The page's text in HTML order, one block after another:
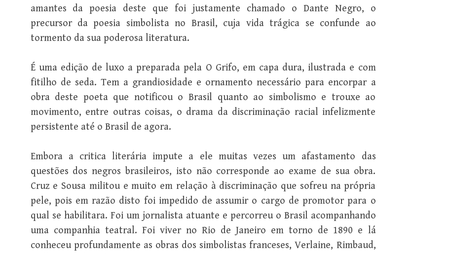
amantes da poesia deste que foi justamente chamado o Dante Negro, o
precursor da poesia simbolista no Brasil, cuja vida trágica se confunde ao
tormento da sua poderosa literatura.
É uma edição de luxo a preparada pela O Grifo, em capa dura, ilustrada e com
fitilho de seda. Tem a grandiosidade e ornamento necessário para encorpar a
obra deste poeta que notificou o Brasil quanto ao simbolismo e trouxe ao
movimento, entre outras coisas, o drama da discriminação racial infelizmente
persistente até o Brasil de agora.
Embora a critica literária impute a ele muitas vezes um afastamento das
questões dos negros brasileiros, isto não corresponde ao exame de sua obra.
Cruz e Sousa militou e muito em relação à discriminação que sofreu na própria
pele, pois em razão disto foi impedido de assumir o cargo de promotor para o
qual se habilitara. Foi um jornalista atuante e percorreu o Brasil acompanhando
uma companhia teatral. Foi viver no Rio de Janeiro em torno de 1890 e lá
conheceu profundamente as obras dos simbolistas franceses, Verlaine, Rimbaud,